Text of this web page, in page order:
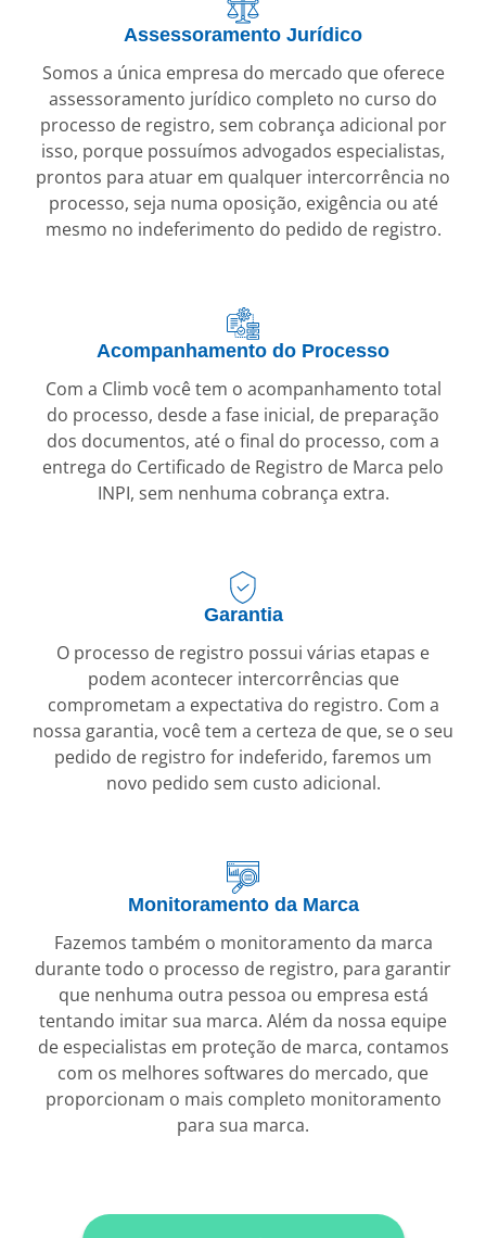
Assessoramento Jurídico
Somos a única empresa do mercado que oferece
assessoramento jurídico completo no curso do
processo de registro, sem cobrança adicional por
isso, porque possuímos advogados especialistas,
prontos para atuar em qualquer intercorrência no
processo, seja numa oposição, exigência ou até
mesmo no indeferimento do pedido de registro.
Acompanhamento do Processo
Com a Climb você tem o acompanhamento total
do processo, desde a fase inicial, de preparação
dos documentos, até o final do processo, com a
entrega do Certificado de Registro de Marca pelo
INPI, sem nenhuma cobrança extra.
Garantia
O processo de registro possui várias etapas e
podem acontecer intercorrências que
comprometam a expectativa do registro. Com a
nossa garantia, você tem a certeza de que, se o seu
pedido de registro for indeferido, faremos um
novo pedido sem custo adicional.
Monitoramento da Marca
Fazemos também o monitoramento da marca
durante todo o processo de registro, para garantir
que nenhuma outra pessoa ou empresa está
tentando imitar sua marca. Além da nossa equipe
de especialistas em proteção de marca, contamos
com os melhores softwares do mercado, que
proporcionam o mais completo monitoramento
para sua marca.